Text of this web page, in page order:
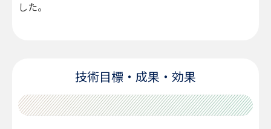
した。
技術目標・成果・効果